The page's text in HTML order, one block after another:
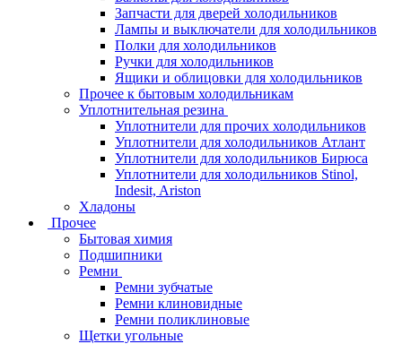
Запчасти для дверей холодильников
Лампы и выключатели для холодильников
Полки для холодильников
Ручки для холодильников
Ящики и облицовки для холодильников
Прочее к бытовым холодильникам
Уплотнительная резина
Уплотнители для прочих холодильников
Уплотнители для холодильников Атлант
Уплотнители для холодильников Бирюса
Уплотнители для холодильников Stinol,
Indesit, Ariston
Хладоны
Прочее
Бытовая химия
Подшипники
Ремни
Ремни зубчатые
Ремни клиновидные
Ремни поликлиновые
Щетки угольные